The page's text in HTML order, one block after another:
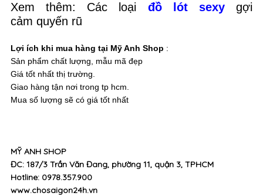
Xem thêm: Các loại đồ lót sexygợi
cảm quyến rũ
Lợi ích khi mua hàng tại Mỹ Anh Shop :
Sản phẩm chất lượng, mẫu mã đẹp
Giá tốt nhất thị trường.
Giao hàng tận nơi trong tp hcm.
Mua số lượng sẽ có giá tốt nhất
MỸ ANH SHOP
ĐC: 187/3 Trần Văn Đang, phường 11, quận 3, TPHCM
Hotline: 0978.357.900
www.chosaigon24h.vn